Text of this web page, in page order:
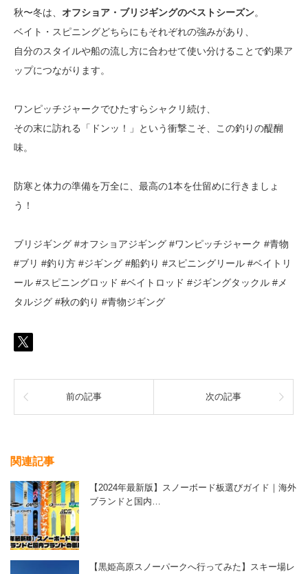
秋〜冬は、 オフショア・ブリジギングのベストシーズン。
ベイト・スピニングどちらにもそれぞれの強みがあり、
自分のスタイルや船の流し方に合わせて使い分けることで釣果ア
ップにつながります。
ワンピッチジャークでひたすらシャクリ続け、
その末に訪れる「ドンッ！」という衝撃こそ、この釣りの醍醐
味。
防寒と体力の準備を万全に、最高の1本を仕留めに行きましょ
う！
ブリジギング #オフショアジギング #ワンピッチジャーク #青物
#ブリ #釣り方 #ジギング #船釣り #スピニングリール #ベイトリ
ール #スピニングロッド #ベイトロッド #ジギングタックル #メ
タルジグ #秋の釣り #青物ジギング
前の記事 次の記事
関連記事
【2024年最新版】スノーボード板選びガイド｜海外
ブランドと国内…
【黒姫高原スノーパークへ行ってみた】スキー場レ